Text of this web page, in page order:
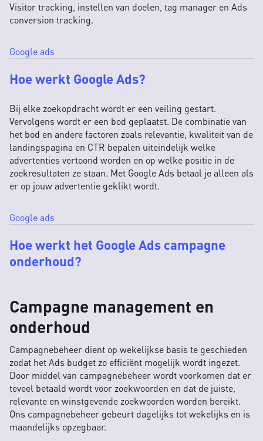
Visitor tracking, instellen van doelen, tag manager en Ads
conversion tracking.
Google ads
Hoe werkt Google Ads?
Bij elke zoekopdracht wordt er een veiling gestart.
Vervolgens wordt er een bod geplaatst. De combinatie van
het bod en andere factoren zoals relevantie, kwaliteit van de
landingspagina en CTR bepalen uiteindelijk welke
advertenties vertoond worden en op welke positie in de
zoekresultaten ze staan. Met Google Ads betaal je alleen als
er op jouw advertentie geklikt wordt.
Google ads
Hoe werkt het Google Ads campagne
onderhoud?
Campagne management en
onderhoud
Campagnebeheer dient op wekelijkse basis te geschieden
zodat het Ads budget zo efficiënt mogelijk wordt ingezet.
Door middel van campagnebeheer wordt voorkomen dat er
teveel betaald wordt voor zoekwoorden en dat de juiste,
relevante en winstgevende zoekwoorden worden bereikt.
Ons campagnebeheer gebeurt dagelijks tot wekelijks en is
maandelijks opzegbaar.